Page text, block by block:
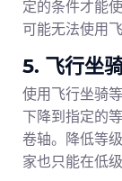
定的条件才能
可能无法使用
5. 飞行坐
使用飞行坐骑
下降到指定的
卷轴。降低等
家也只能在低